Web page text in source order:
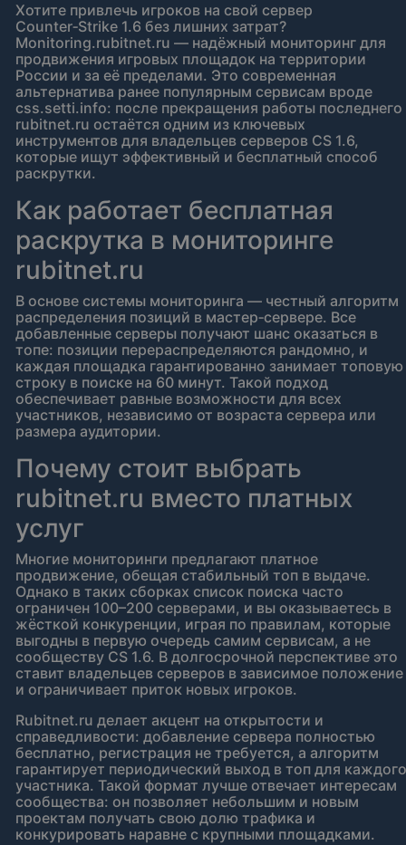
Хотите привлечь игроков на свой сервер
Counter‑Strike 1.6 без лишних затрат?
Monitoring.rubitnet.ru — надёжный мониторинг для
продвижения игровых площадок на территории
России и за её пределами. Это современная
альтернатива ранее популярным сервисам вроде
css.setti.info: после прекращения работы последнего
rubitnet.ru остаётся одним из ключевых
инструментов для владельцев серверов CS 1.6,
которые ищут эффективный и бесплатный способ
раскрутки.
Как работает бесплатная
раскрутка в мониторинге
rubitnet.ru
В основе системы мониторинга — честный алгоритм
распределения позиций в мастер‑сервере. Все
добавленные серверы получают шанс оказаться в
топе: позиции перераспределяются рандомно, и
каждая площадка гарантированно занимает топовую
строку в поиске на 60 минут. Такой подход
обеспечивает равные возможности для всех
участников, независимо от возраста сервера или
размера аудитории.
Почему стоит выбрать
rubitnet.ru вместо платных
услуг
Многие мониторинги предлагают платное
продвижение, обещая стабильный топ в выдаче.
Однако в таких сборках список поиска часто
ограничен 100–200 серверами, и вы оказываетесь в
жёсткой конкуренции, играя по правилам, которые
выгодны в первую очередь самим сервисам, а не
сообществу CS 1.6. В долгосрочной перспективе это
ставит владельцев серверов в зависимое положение
и ограничивает приток новых игроков.
Rubitnet.ru делает акцент на открытости и
справедливости: добавление сервера полностью
бесплатно, регистрация не требуется, а алгоритм
гарантирует периодический выход в топ для каждого
участника. Такой формат лучше отвечает интересам
сообщества: он позволяет небольшим и новым
проектам получать свою долю трафика и
конкурировать наравне с крупными площадками.